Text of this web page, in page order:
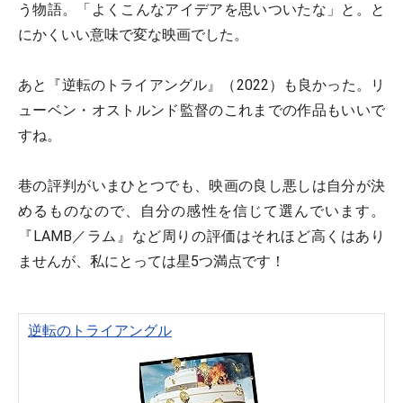
う物語。「よくこんなアイデアを思いついたな」と。と
にかくいい意味で変な映画でした。
あと『逆転のトライアングル』（2022）も良かった。リ
ューベン・オストルンド監督のこれまでの作品もいいで
すね。
巷の評判がいまひとつでも、映画の良し悪しは自分が決
めるものなので、自分の感性を信じて選んでいます。
『LAMB／ラム』など周りの評価はそれほど高くはあり
ませんが、私にとっては星5つ満点です！
逆転のトライアングル